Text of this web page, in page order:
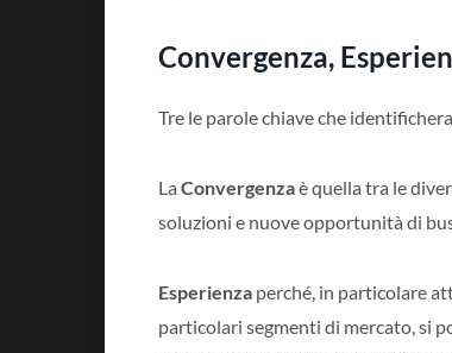
Convergenza,
Tre le parole chiave che
La Convergenzaè quella tra le
soluzioni e nuove opportunità di
Esperienza perché, in particolare
particolari segmenti di mercato, si